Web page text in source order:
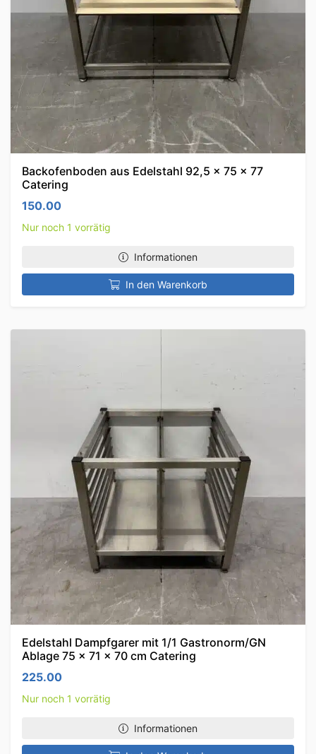
Backofenboden aus Edelstahl 92,5 x 75 x 77
Catering
150.00
Nur noch 1 vorrätig
Informationen
In den Warenkorb
Edelstahl Dampfgarer mit 1/1 Gastronorm/GN
Ablage 75 x 71 x 70 cm Catering
225.00
Nur noch 1 vorrätig
Informationen